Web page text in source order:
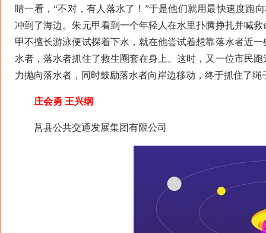
睛一看，“不对，有人落水了！”于是他们就用最快速度跑
冲到了海边。朱元甲看到一个年轻人在水里扑腾挣扎并喊
甲不擅长游泳便试探着下水，就在他尝试着想靠落水者近
水者，落水者抓住了救生圈套在身上。这时，又一位市民
力抛向落水者，同时鼓励落水者向岸边移动，终于抓住了
庄会勇 王兴纲
莒县公共交通发展集团有限公司